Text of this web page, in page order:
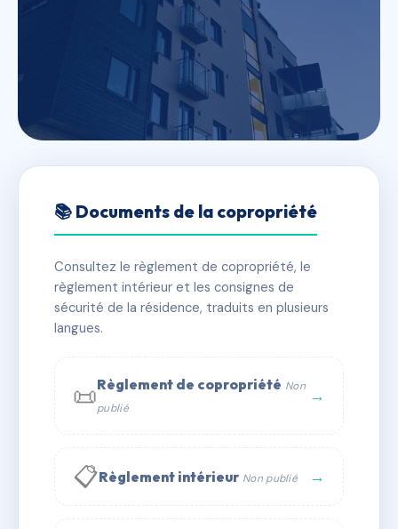
LES SAULES
✓ Immatriculée 🏠 124 lots 🏗 3 bâtiment(s)
📞 Contacter Syndic Digital
📚 Documents de la copropriété
Consultez le règlement de copropriété, le
règlement intérieur et les consignes de
sécurité de la résidence, traduits en plusieurs
langues.
📜Règlement de copropriété Non
publié
→
📋Règlement intérieur Non publié →